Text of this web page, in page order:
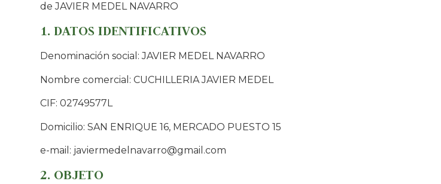
de JAVIER MEDEL NAVARRO
1. DATOS IDENTIFICATIVOS
Denominación social: JAVIER MEDEL NAVARRO
Nombre comercial: CUCHILLERIA JAVIER MEDEL
CIF: 02749577L
Domicilio: SAN ENRIQUE 16, MERCADO PUESTO 15
e-mail: javiermedelnavarro@gmail.com
2. OBJETO